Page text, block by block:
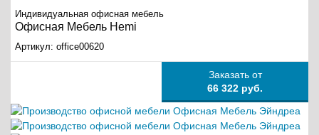
Индивидуальная офисная мебель
Офисная Мебель Hemi
Артикул: office00620
Заказать от
66 322 руб.